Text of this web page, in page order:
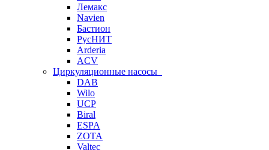
Лемакс
Navien
Бастион
РусНИТ
Arderia
ACV
Циркуляционные насосы
DAB
Wilo
UCP
Biral
ESPA
ZOTA
Valtec